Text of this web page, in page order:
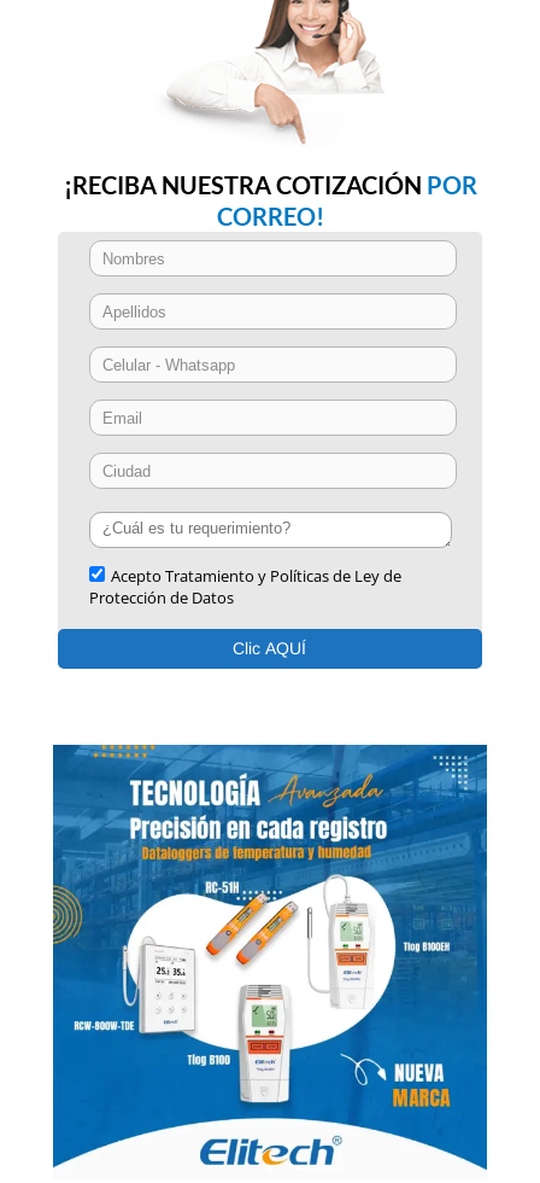
¡RECIBA NUESTRA COTIZACIÓN POR
CORREO!